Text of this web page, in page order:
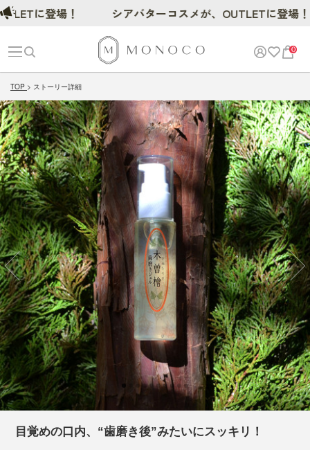
0
TOP ストーリー詳細
目覚めの口内、“歯磨き後”みたいにスッキリ！
に登場！ シアバターコスメが、OUTLETに登場！